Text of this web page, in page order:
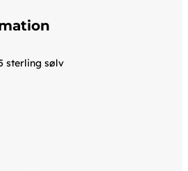
sterling sølv